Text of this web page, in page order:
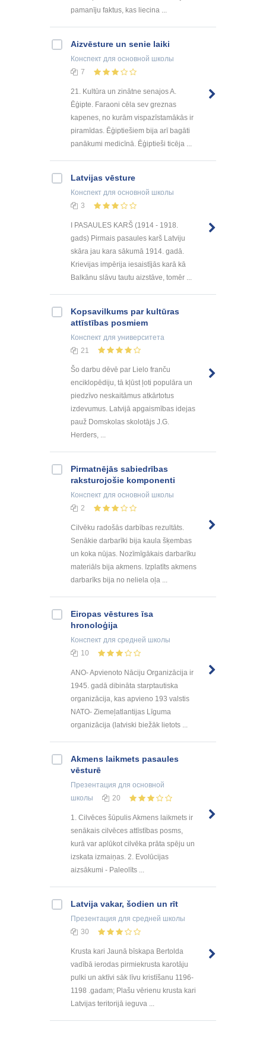
pamanīju faktus, kas liecina ...
Aizvēsture un senie laiki
Конспект для основной школы
7
21. Kultūra un zinātne senajos A.
Ēģipte. Faraoni cēla sev greznas
kapenes, no kurām vispazīstamākās ir
piramīdas. Ēģiptiešiem bija arī bagāti
panākumi medicīnā. Ēģiptieši ticēja ...
Latvijas vēsture
Конспект для основной школы
3
I PASAULES KARŠ (1914 - 1918.
gads) Pirmais pasaules karš Latviju
skāra jau kara sākumā 1914. gadā.
Krievijas impērija iesaistījās karā kā
Balkānu slāvu tautu aizstāve, tomēr ...
Kopsavilkums par kultūras
attīstības posmiem
Конспект для университета
21
Šo darbu dēvē par Lielo franču
enciklopēdiju, tā kļūst ļoti populāra un
piedzīvo neskaitāmus atkārtotus
izdevumus. Latvijā apgaismības idejas
pauž Domskolas skolotājs J.G.
Herders, ...
Pirmatnējās sabiedrības
raksturojošie komponenti
Конспект для основной школы
2
Cilvēku radošās darbības rezultāts.
Senākie darbarīki bija kaula šķembas
un koka nūjas. Nozīmīgākais darbarīku
materiāls bija akmens. Izplatīts akmens
darbarīks bija no neliela oļa ...
Eiropas vēstures īsa
hronoloģija
Конспект для средней школы
10
ANO- Apvienoto Nāciju Organizācija ir
1945. gadā dibināta starptautiska
organizācija, kas apvieno 193 valstis
NATO- Ziemeļatlantijas Līguma
organizācija (latviski biežāk lietots ...
Akmens laikmets pasaules
vēsturē
Презентация для основной
школы
20
1. Cilvēces šūpulis Akmens laikmets ir
senākais cilvēces attīstības posms,
kurā var aplūkot cilvēka prāta spēju un
izskata izmaiņas. 2. Evolūcijas
aizsākumi - Paleolīts ...
Latvija vakar, šodien un rīt
Презентация для средней школы
30
Krusta kari Jaunā bīskapa Bertolda
vadībā ierodas pirmiekrusta karotāju
pulki un aktīvi sāk līvu kristīšanu 1196-
1198 .gadam; Plašu vērienu krusta kari
Latvijas teritorijā ieguva ...